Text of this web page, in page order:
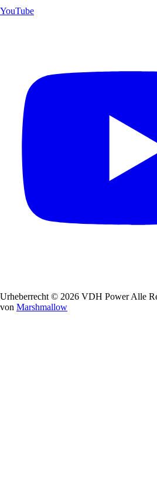
YouTube
Urheberrecht © 2026 VDH Power Alle
von Marshmallow